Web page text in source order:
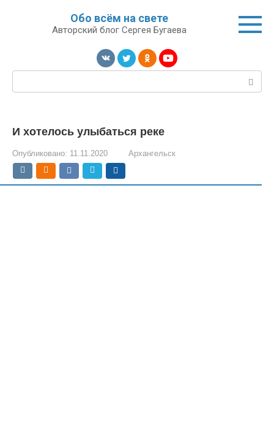
Обо всём на свете
Авторский блог Сергея Бугаева
И хотелось улыбаться реке
Опубликовано: 11.11.2020 Архангельск